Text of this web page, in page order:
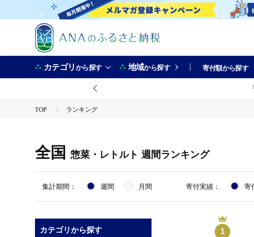
カテゴリから探す 地域から探す 寄付額から探す
TOP ランキング
全国 惣菜・レトルト 週間ランキング
集計期間： 週間 月間 寄付実績： 寄
カテゴリから探す 1